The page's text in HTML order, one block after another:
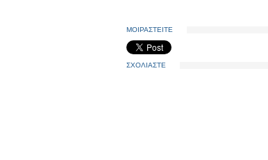
ΜΟΙΡΑΣΤΕΙΤΕ
ΣΧΟΛΙΑΣΤΕ